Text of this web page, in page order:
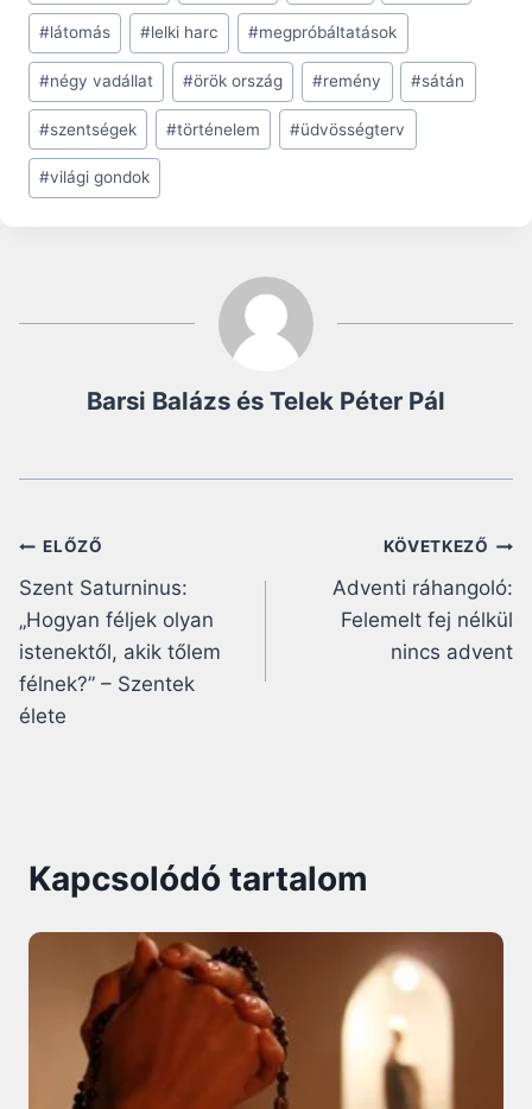
#látomás #lelki harc #megpróbáltatások
#négy vadállat #örök ország #remény #sátán
#szentségek #történelem #üdvösségterv
#világi gondok
Barsi Balázs és Telek Péter Pál
Bejegyzés
navigáció
ELŐZŐ
Szent Saturninus:
„Hogyan féljek olyan
istenektől, akik tőlem
félnek?” – Szentek
élete
KÖVETKEZŐ
Adventi ráhangoló:
Felemelt fej nélkül
nincs advent
Kapcsolódó tartalom